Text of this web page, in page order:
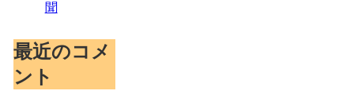
聞
最近のコメ
ント